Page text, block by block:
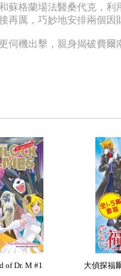
蘇格蘭場法醫桑代克，
再厲，巧妙地安排兩個
伺機出擊，親身揭破費爾
of Dr. M #1 大偵探福